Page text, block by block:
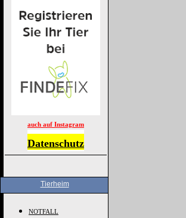
auch auf Instagram
Datenschutz
Tierheim
NOTFALL